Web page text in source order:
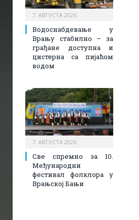
7. АВГУСТА 2026.
Водоснабдевање у
Врању стабилно – за
грађане доступна и
цистерна са пијаћом
водом
7. АВГУСТА 2026.
Све спремно за 10.
Међународни
фестивал фолклора у
Врањској Бањи